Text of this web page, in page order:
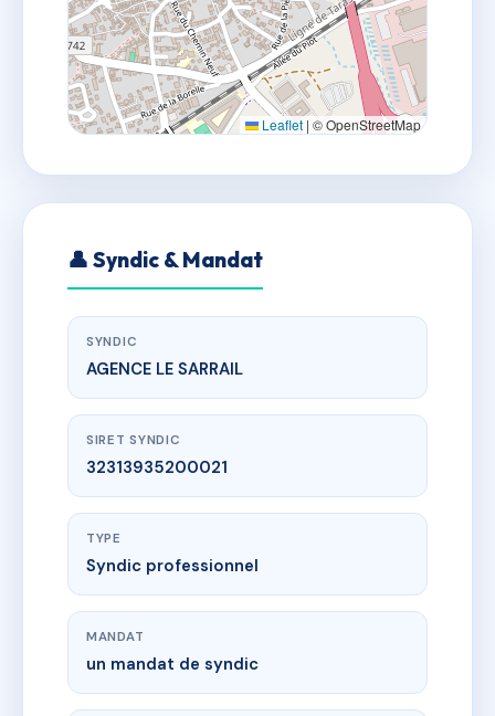
Leaflet | © OpenStreetMap
👤 Syndic & Mandat
SYNDIC
AGENCE LE SARRAIL
SIRET SYNDIC
32313935200021
TYPE
Syndic professionnel
MANDAT
un mandat de syndic